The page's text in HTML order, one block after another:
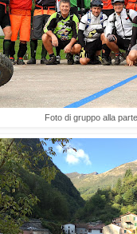
Foto di gruppo alla